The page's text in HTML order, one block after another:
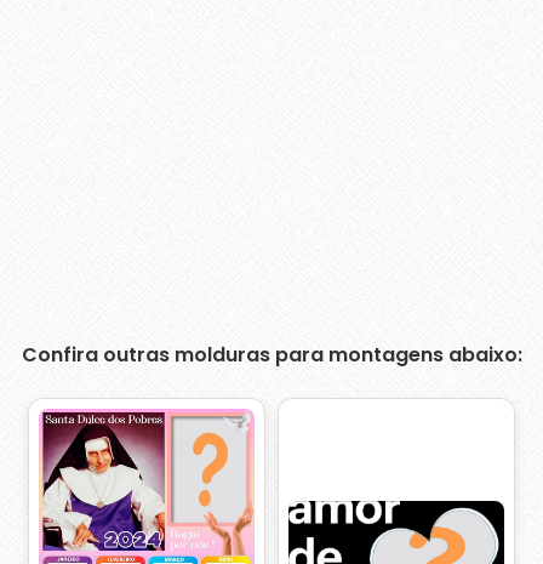
Confira outras molduras para montagens abaixo: